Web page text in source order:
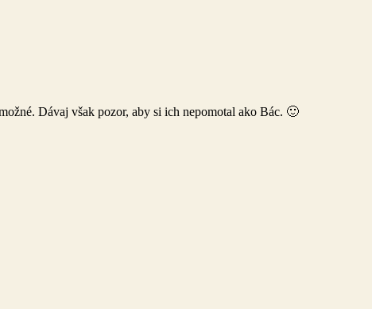
Dávaj však pozor, aby si ich nepomotal ako Bác. 🙂